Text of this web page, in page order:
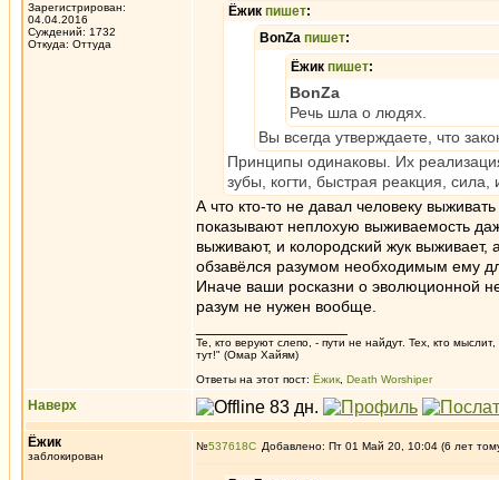
Зарегистрирован:
04.04.2016
Суждений: 1732
Откуда: Oттyдa
Ёжик пишет:
BonZa пишет:
Ёжик пишет:
BonZa
Речь шла о людях.
Вы всегда утверждаете, что
Принципы одинаковы. Их
зубы, когти, быстрая реакция, сила,
А что кто-то не давал человеку
показывают неплохую выживаемость
выживают, и колородский жук выживает,
обзавёлся разумом необходимым ему
Иначе ваши росказни о эволюционной
разум не нужен вообще.
Те, кто веруют слепо, - пути не найдут. Тех, кто
тут!" (Омар Хайям)
Ответы на этот пост: Ёжик Death Worshiper
Наверх
Ёжик
заблокирован
№537618 Добавлено: Пт 01 Май 20, 10:04 (6 лет